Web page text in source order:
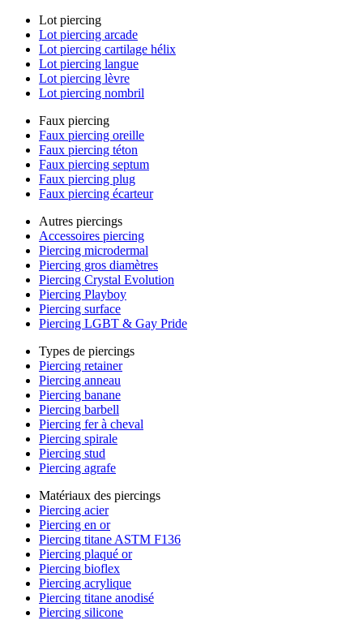
Lot piercing
Lot piercing arcade
Lot piercing cartilage hélix
Lot piercing langue
Lot piercing lèvre
Lot piercing nombril
Faux piercing
Faux piercing oreille
Faux piercing téton
Faux piercing septum
Faux piercing plug
Faux piercing écarteur
Autres piercings
Accessoires piercing
Piercing microdermal
Piercing gros diamètres
Piercing Crystal Evolution
Piercing Playboy
Piercing surface
Piercing LGBT & Gay Pride
Types de piercings
Piercing retainer
Piercing anneau
Piercing banane
Piercing barbell
Piercing fer à cheval
Piercing spirale
Piercing stud
Piercing agrafe
Matériaux des piercings
Piercing acier
Piercing en or
Piercing titane ASTM F136
Piercing plaqué or
Piercing bioflex
Piercing acrylique
Piercing titane anodisé
Piercing silicone